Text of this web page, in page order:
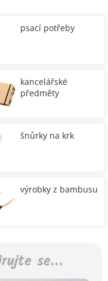
psací potřeby
kancelářské
předměty
šnůrky na krk
výrobky z bambusu
se…